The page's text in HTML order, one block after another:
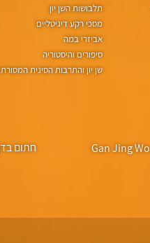
תלבושות השן יון
מסכי רקע דיגיטליים
אביזרי במה
סיפורים והיסטוריה
שן יון והתרבות הסינית
חתום